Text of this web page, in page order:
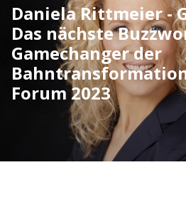
Wer wir
English
Daniela Rittmeier -
Das nächste
Gamechanger der
Forum 2023